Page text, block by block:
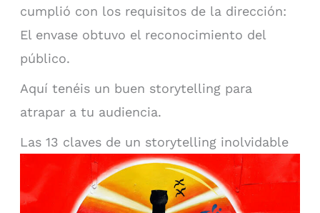
cumplió con los requisitos de la dirección:
El envase obtuvo el reconocimiento del
público.
Aquí tenéis un buen storytelling para
atrapar a tu audiencia.
Las 13 claves de un storytelling inolvidable